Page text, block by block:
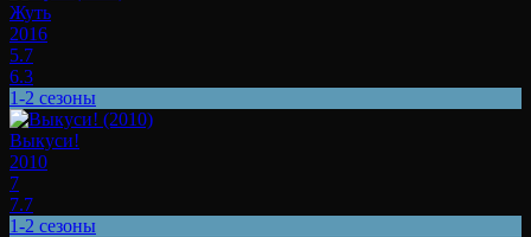
Жуть
2016
5.7
6.3
1-2 сезоны
Выкуси!
2010
7
7.7
1-2 сезоны